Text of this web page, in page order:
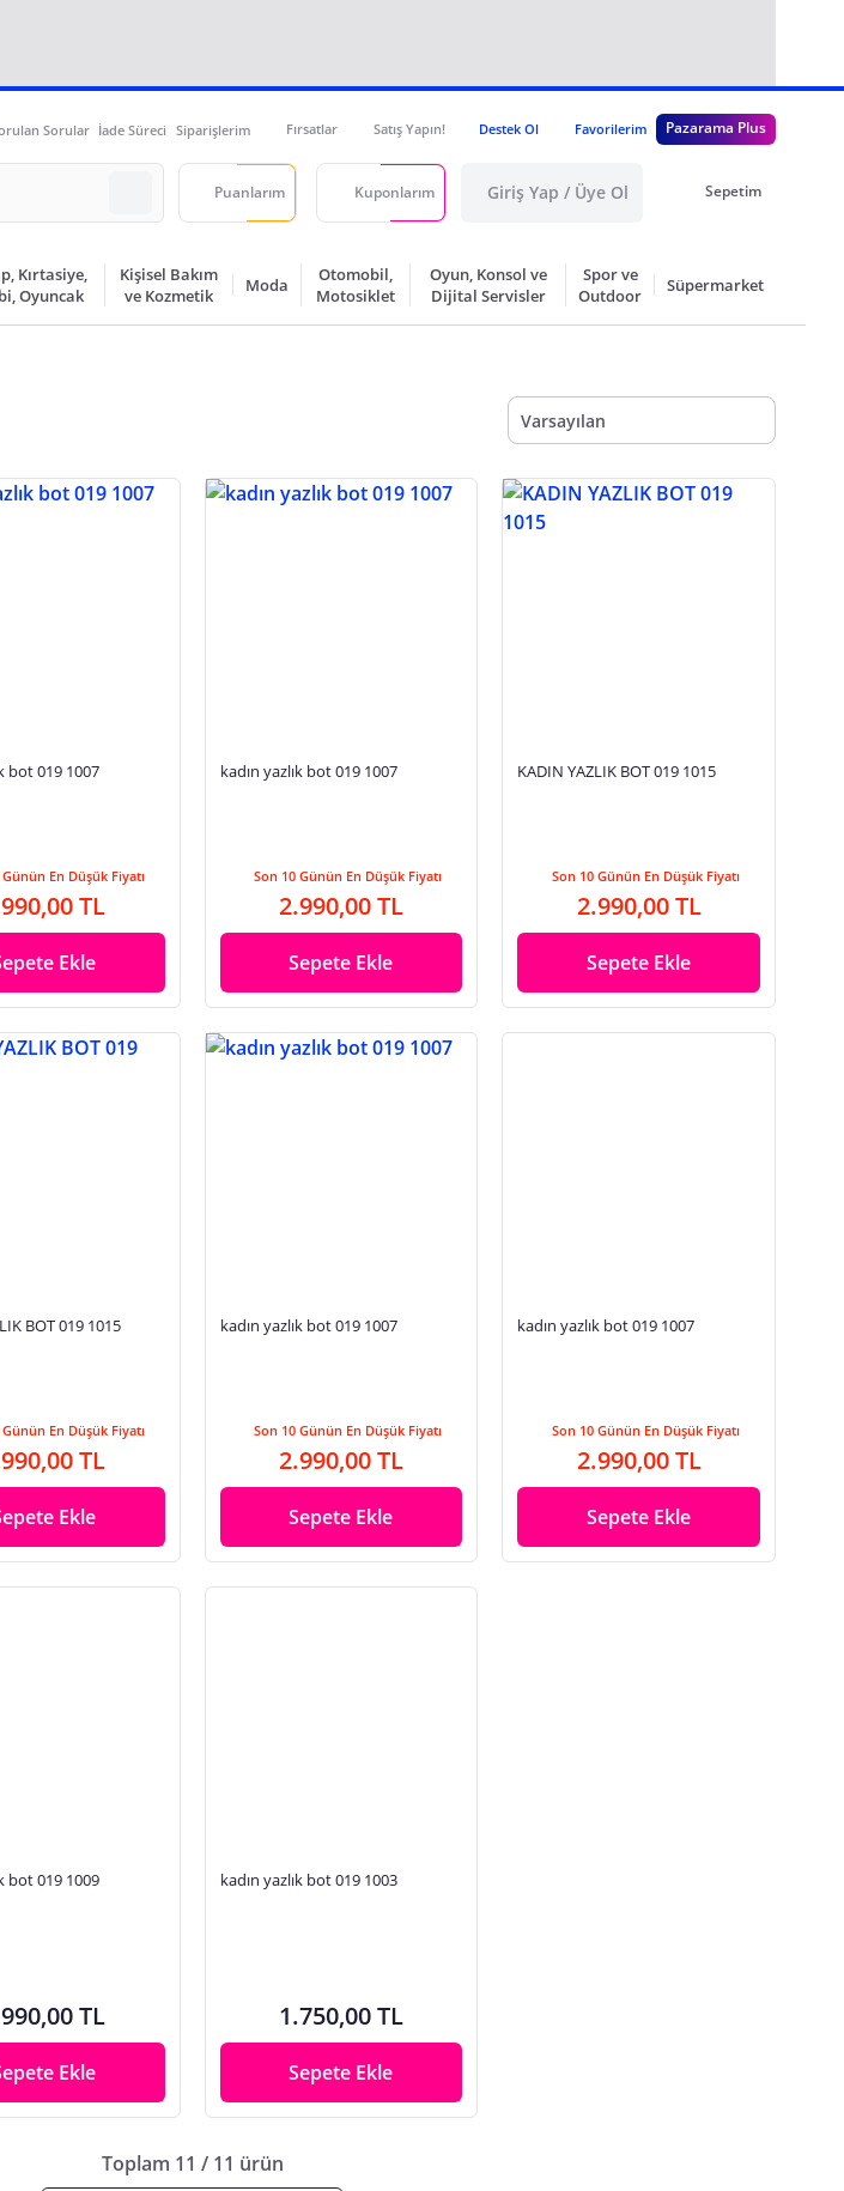
Sorular İade Süreci Siparişlerim Fırsatlar Satış Yapın! Destek Ol Favorilerim Pazarama Plus
Puanlarım Kuponlarım Giriş Yap / Üye Ol Sepetim
Kırtasiye,
Oyuncak
Kişisel Bakım
ve Kozmetik
Moda
Otomobil,
Motosiklet
Oyun, Konsol ve
Dijital Servisler
Spor ve
Outdoor
Süpermarket
Varsayılan
bot 019 1007
En Düşük Fiyatı
TL
Ekle
kadın yazlık bot 019 1007
Son 10 Günün En Düşük Fiyatı
2.990,00 TL
Sepete Ekle
KADIN YAZLIK BOT 019 1015
Son 10 Günün En Düşük Fiyatı
2.990,00 TL
Sepete Ekle
BOT 019 1015
En Düşük Fiyatı
TL
Ekle
kadın yazlık bot 019 1007
Son 10 Günün En Düşük Fiyatı
2.990,00 TL
Sepete Ekle
kadın yazlık bot 019 1007
Son 10 Günün En Düşük Fiyatı
2.990,00 TL
Sepete Ekle
bot 019 1009
TL
Ekle
kadın yazlık bot 019 1003
1.750,00 TL
Sepete Ekle
Toplam 11 / 11 ürün